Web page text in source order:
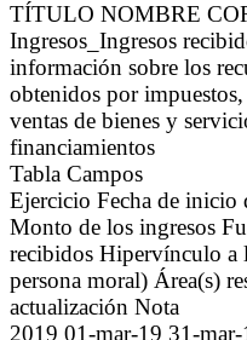
TÍTULO NOMBRE
Ingresos_Ingresos
información sobre los
obtenidos por
ventas de bienes y
financiamientos
Tabla Campos
Ejercicio Fecha de inicio
Monto de los ingresos
recibidos Hipervínculo a
persona moral) Área(s)
actualización Nota
2019 01-mar-19 31-